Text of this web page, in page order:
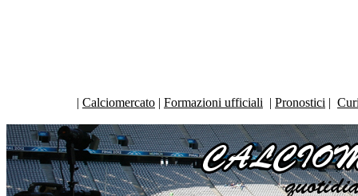
| Calciomercato | Formazioni ufficiali | Pronostici |